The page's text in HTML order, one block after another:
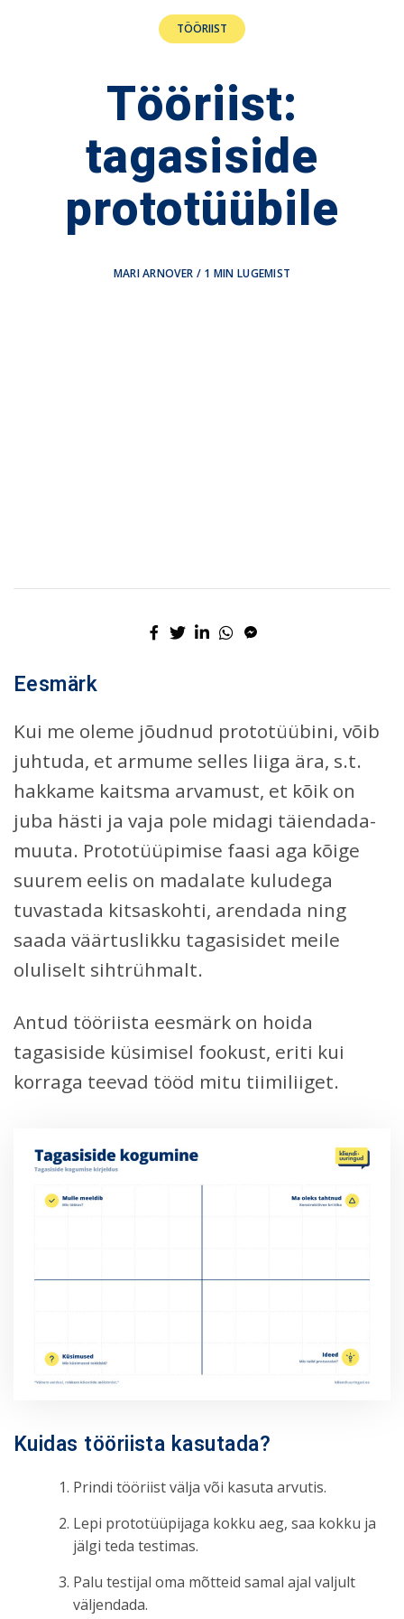
TÖÖRIIST
Tööriist:
tagasiside
prototüübile
MARI ARNOVER / 1 MIN LUGEMIST
Eesmärk
Kui me oleme jõudnud prototüübini, võib
juhtuda, et armume selles liiga ära, s.t.
hakkame kaitsma arvamust, et kõik on
juba hästi ja vaja pole midagi täiendada-
muuta. Prototüüpimise faasi aga kõige
suurem eelis on madalate kuludega
tuvastada kitsaskohti, arendada ning
saada väärtuslikku tagasisidet meile
oluliselt sihtrühmalt.
Antud tööriista eesmärk on hoida
tagasiside küsimisel fookust, eriti kui
korraga teevad tööd mitu tiimiliiget.
Kuidas tööriista kasutada?
Prindi tööriist välja või kasuta arvutis.
Lepi prototüüpijaga kokku aeg, saa kokku ja
jälgi teda testimas.
Palu testijal oma mõtteid samal ajal valjult
väljendada.